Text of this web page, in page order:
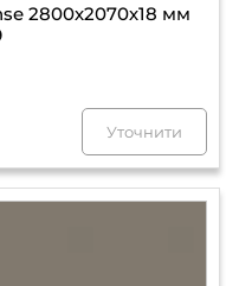
2800х2070х18 мм
Уточнити